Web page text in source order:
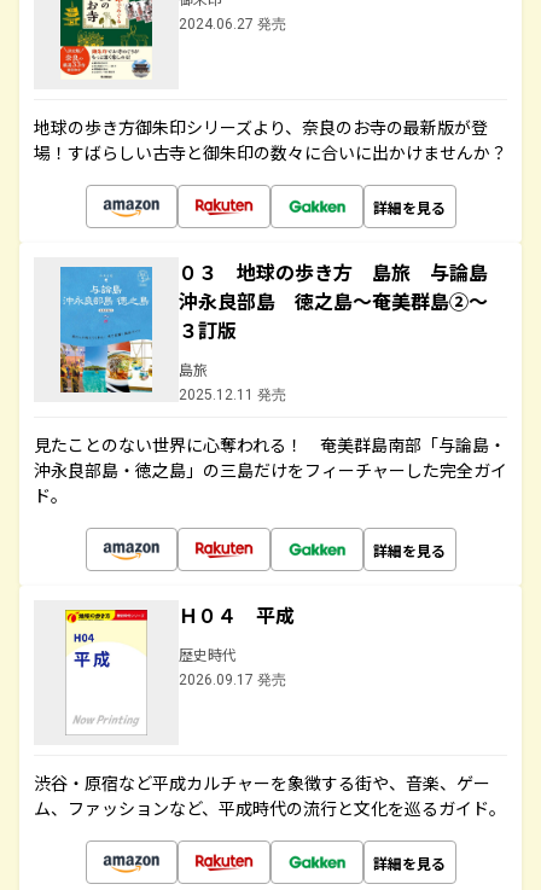
2024.06.27 発売
地球の歩き方御朱印シリーズより、奈良のお寺の最新版が登
場！すばらしい古寺と御朱印の数々に合いに出かけませんか？
詳細を見る
０３ 地球の歩き方 島旅 与論島
沖永良部島 徳之島～奄美群島②～
３訂版
島旅
2025.12.11 発売
見たことのない世界に心奪われる！ 奄美群島南部「与論島・
沖永良部島・徳之島」の三島だけをフィーチャーした完全ガイ
ド。
詳細を見る
Ｈ０４ 平成
歴史時代
2026.09.17 発売
渋谷・原宿など平成カルチャーを象徴する街や、音楽、ゲー
ム、ファッションなど、平成時代の流行と文化を巡るガイド。
詳細を見る